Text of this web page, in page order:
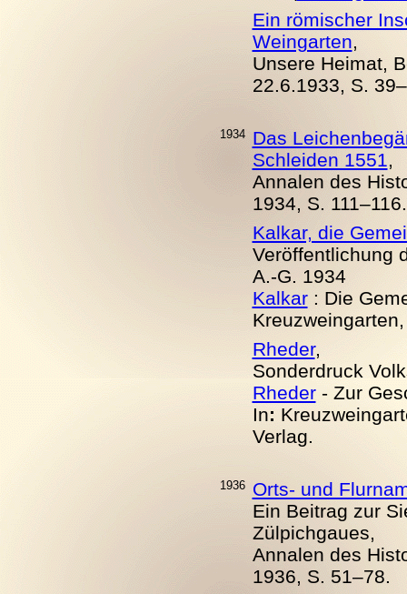
Ein römischer
Weingarten,
Unsere Heimat,
22.6.1933, S.
1934
Das
Schleiden 1551,
Annalen des
1934, S. 111–116.
Kalkar, die
Veröffentlichung
A.-G. 1934
Kalkar: Die
Rheder,
Sonderdruck
Rheder- Zur
In:
Verlag.
1936
Orts- und
Ein Beitrag zur
Zülpichgaues,
Annalen des
1936, S. 51–78.